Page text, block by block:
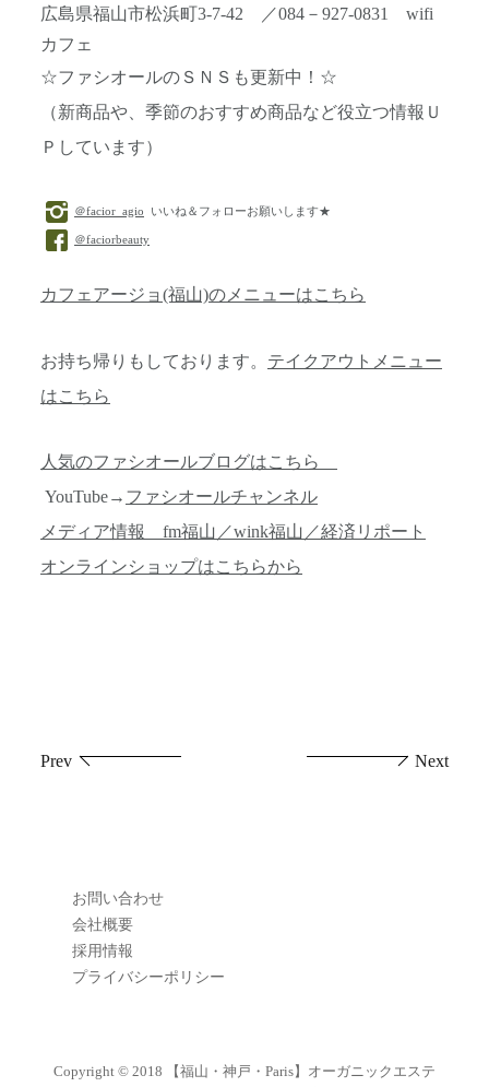
広島県福山市松浜町3-7-42 ／084－927-0831 wifi
カフェ
☆ファシオールのＳＮＳも更新中！☆
（新商品や、季節のおすすめ商品など役立つ情報Ｕ
Ｐしています）
＠facior_agio いいね＆フォローお願いします★
＠faciorbeauty
カフェアージョ(福山)のメニューはこちら
お持ち帰りもしております。 テイクアウトメニュー
はこちら
人気のファシオールブログはこちら
YouTube→ ファシオールチャンネル
メディア情報 fm福山／wink福山／経済リポート
オンラインショップはこちらから
Prev Next
お問い合わせ
会社概要
採用情報
プライバシーポリシー
Copyright © 2018
【福山・神戸・Paris】オーガニックエステ